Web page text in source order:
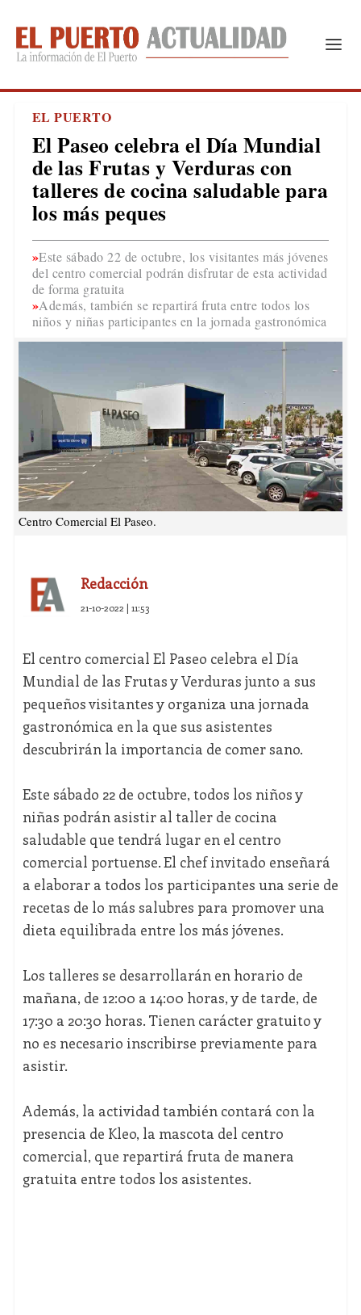
EL PUERTO
El Paseo celebra el Día Mundial
de las Frutas y Verduras con
talleres de cocina saludable para
los más peques
Este sábado 22 de octubre, los visitantes más jóvenes
del centro comercial podrán disfrutar de esta actividad
de forma gratuita
Además, también se repartirá fruta entre todos los
niños y niñas participantes en la jornada gastronómica
Centro Comercial El Paseo.
Redacción
21-10-2022 | 11:53
El centro comercial El Paseo celebra el Día
Mundial de las Frutas y Verduras junto a sus
pequeños visitantes y organiza una jornada
gastronómica en la que sus asistentes
descubrirán la importancia de comer sano.
Este sábado 22 de octubre, todos los niños y
niñas podrán asistir al taller de cocina
saludable que tendrá lugar en el centro
comercial portuense. El chef invitado enseñará
a elaborar a todos los participantes una serie de
recetas de lo más salubres para promover una
dieta equilibrada entre los más jóvenes.
Los talleres se desarrollarán en horario de
mañana, de 12:00 a 14:00 horas, y de tarde, de
17:30 a 20:30 horas. Tienen carácter gratuito y
no es necesario inscribirse previamente para
asistir.
Además, la actividad también contará con la
presencia de Kleo, la mascota del centro
comercial, que repartirá fruta de manera
gratuita entre todos los asistentes.